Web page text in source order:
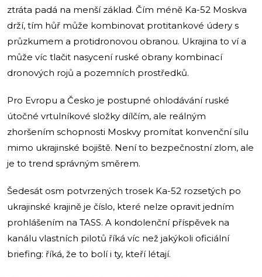
ztráta padá na menší základ. Čím méně Ka-52 Moskva
drží, tím hůř může kombinovat protitankové údery s
průzkumem a protidronovou obranou. Ukrajina to ví a
může víc tlačit nasycení ruské obrany kombinací
dronových rojů a pozemních prostředků.
Pro Evropu a Česko je postupné ohlodávání ruské
útočné vrtulníkové složky dílčím, ale reálným
zhoršením schopnosti Moskvy promítat konvenční sílu
mimo ukrajinské bojiště. Není to bezpečnostní zlom, ale
je to trend správným směrem.
Šedesát osm potvrzených trosek Ka-52 rozsetých po
ukrajinské krajině je číslo, které nelze opravit jedním
prohlášením na TASS. A kondolenční příspěvek na
kanálu vlastních pilotů říká víc než jakýkoli oficiální
briefing: říká, že to bolí i ty, kteří létají.